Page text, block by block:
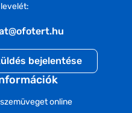
bejelentése
online